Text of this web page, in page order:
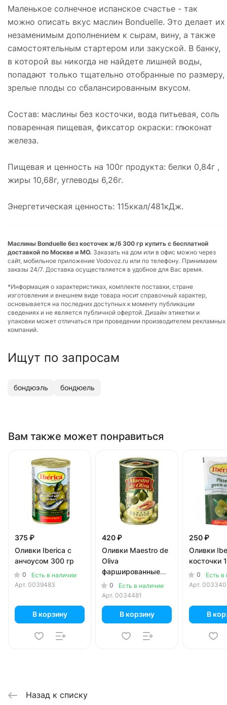
Маленькое солнечное испанское счастье - так
можно описать вкус маслин Bonduelle. Это делает их
незаменимым дополнением к сырам, вину, а также
самостоятельным стартером или закуской. В банку,
в которой вы никогда не найдете лишней воды,
попадают только тщательно отобранные по размеру,
зрелые плоды со сбалансированным вкусом.
Состав: маслины без косточки, вода питьевая, соль
поваренная пищевая, фиксатор окраски: глюконат
железа.
Пищевая и ценность на 100г продукта: белки 0,84г ,
жиры 10,68г, углеводы 6,26г.
Энергетическая ценность: 115ккал/481кДж.
Маслины Bonduelle без косточек ж/б 300 гр купить с бесплатной
доставкой по Москве и МО. Заказать на дом или в офис можно через
сайт, мобильное приложение Vodovoz.ru или по телефону. Принимаем
заказы 24/7. Доставка осуществляется в удобное для Вас время.
*Информация о характеристиках, комплекте поставки, стране
изготовления и внешнем виде товара носит справочный характер,
основывается на последних доступных к моменту публикации
сведениях и не является публичной офертой. Дизайн этикетки и
упаковки может отличаться при проведении производителем рекламных
компаний.
Ищут по запросам
бондюэль бондюель
Вам также может понравиться
375 ₽
Оливки Iberica с
анчоусом 300 гр
0
Есть в наличии
Арт. 0039483
В корзину
420 ₽
Оливки Maestro de
Oliva
фаршированные
сёмгой 300 гр
0
Есть в наличии
Арт. 0034481
В корзину
250 ₽
Оливки
косточки
0
Есть в
Арт.
В
Назад к списку